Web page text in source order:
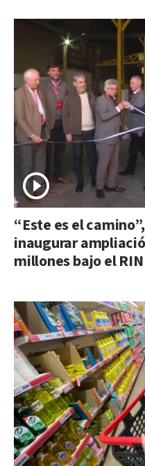
“Este es el
inaugurar
millones bajo el